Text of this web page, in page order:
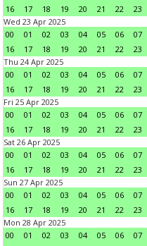
16
17 18 19 20 21 22
23
Wed 23 Apr 2025
00
01 02 03 04 05 06 07
16
17 18 19 20 21 22
23
Thu 24 Apr 2025
00
01 02 03 04 05 06 07
16
17 18 19 20 21 22
23
Fri 25 Apr 2025
00
01 02 03 04 05 06 07
16
17 18 19 20 21 22
23
Sat 26 Apr 2025
00
01 02 03 04 05 06 07
16
17 18 19 20 21 22
23
Sun 27 Apr 2025
00
01 02 03 04 05 06 07
16
17 18 19 20 21 22
23
Mon 28 Apr 2025
00
01 02 03 04 05 06 07